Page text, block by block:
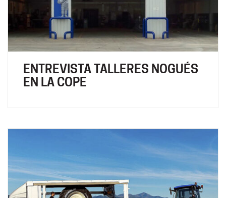
ENTREVISTA TALLERES NOGUÉS
EN LA COPE